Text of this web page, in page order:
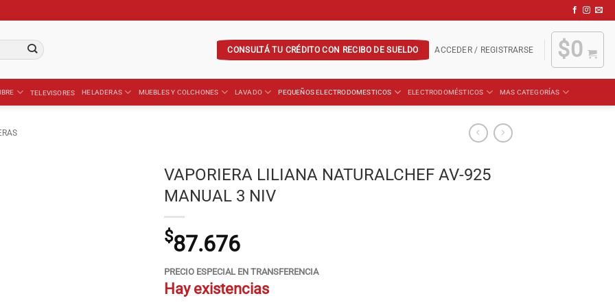
CONSULTÁ TU CRÉDITO CON RECIBO DE SUELDO ACCEDER / REGISTRARSE $0
TELEVISORES HELADERAS MUEBLES Y COLCHONES LAVADO PEQUEÑOS ELECTRODOMESTICOS ELECTRODOMÉSTICOS MAS CATEGORÍAS
VAPORIERA LILIANA NATURALCHEF AV-925
MANUAL 3 NIV
$87.676
PRECIO ESPECIAL EN TRANSFERENCIA
Hay existencias